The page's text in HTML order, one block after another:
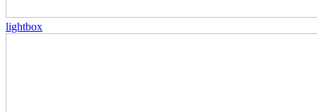
lightbox